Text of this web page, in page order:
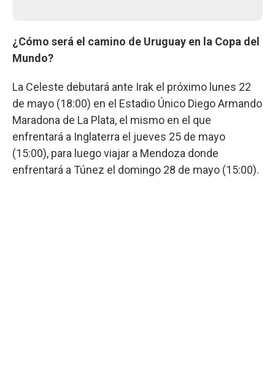
¿Cómo será el camino de Uruguay en la Copa del
Mundo?
La Celeste debutará ante Irak el próximo lunes 22
de mayo (18:00) en el Estadio Único Diego Armando
Maradona de La Plata, el mismo en el que
enfrentará a Inglaterra el jueves 25 de mayo
(15:00), para luego viajar a Mendoza donde
enfrentará a Túnez el domingo 28 de mayo (15:00).